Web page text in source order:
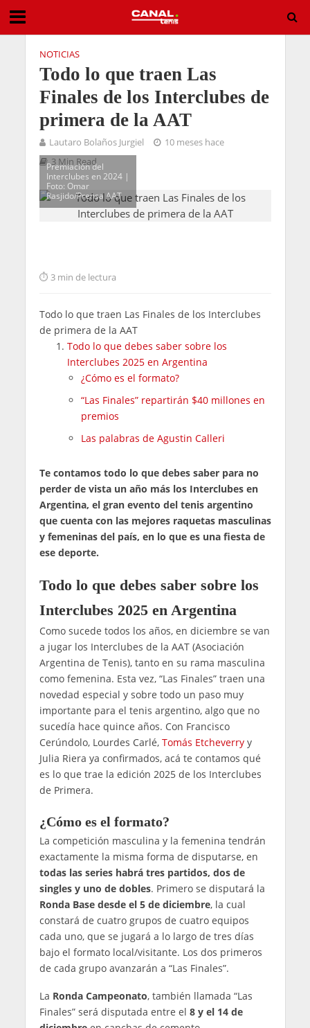
NOTICIAS
Todo lo que traen Las
Finales de los Interclubes de
primera de la AAT
Lautaro Bolaños Jurgiel
10 meses hace
3 Min Read
Premiación del
Interclubes en 2024 |
Foto: Omar
Rasjido/Prensa AAT
3 min de lectura
Todo lo que traen Las Finales de los Interclubes
de primera de la AAT
Todo lo que debes saber sobre los
Interclubes 2025 en Argentina
¿Cómo es el formato?
“Las Finales” repartirán $40 millones en
premios
Las palabras de Agustin Calleri
Te contamos todo lo que debes saber para no
perder de vista un año más los Interclubes en
Argentina, el gran evento del tenis argentino
que cuenta con las mejores raquetas masculinas
y femeninas del país, en lo que es una fiesta de
ese deporte.
Todo lo que debes saber sobre los
Interclubes 2025 en Argentina
Como sucede todos los años, en diciembre se van
a jugar los Interclubes de la AAT (Asociación
Argentina de Tenis), tanto en su rama masculina
como femenina. Esta vez, “Las Finales” traen una
novedad especial y sobre todo un paso muy
importante para el tenis argentino, algo que no
sucedía hace quince años. Con Francisco
Cerúndolo, Lourdes Carlé, Tomás Etcheverryy
Julia Riera ya confirmados, acá te contamos qué
es lo que trae la edición 2025 de los Interclubes
de Primera.
¿Cómo es el formato?
La competición masculina y la femenina tendrán
exactamente la misma forma de disputarse, en
todas las series habrá tres partidos, dos de
singles y uno de dobles. Primero se disputará la
Ronda Base desde el 5 de diciembre, la cual
constará de cuatro grupos de cuatro equipos
cada uno, que se jugará a lo largo de tres días
bajo el formato local/visitante. Los dos primeros
de cada grupo avanzarán a “Las Finales”.
La Ronda Campeonato, también llamada “Las
Finales” será disputada entre el 8 y el 14 de